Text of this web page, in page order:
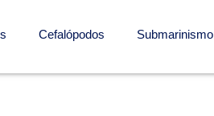
Cefalópodos Submarinismo